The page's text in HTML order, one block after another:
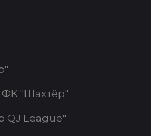
"Шахтёр"
QJ League"